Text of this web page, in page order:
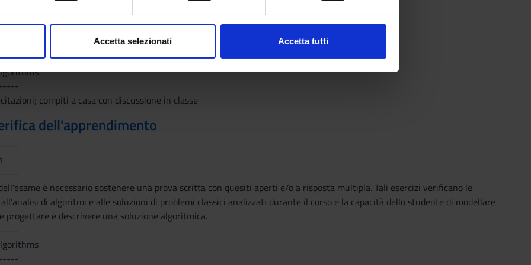
in qualsiasi momento dalla Dichiarazione sui cookie.
e social media, i quali potrebbero combinarle con altre informazioni che hai fornito loro o
dei loro servizi.
Accetta selezionati Accetta tutti
compiti a casa con discussione in classe
dell'apprendimento
è necessario sostenere una prova scritta con quesiti aperti e/o a risposta multipla. Tali esercizi verificano le
di algoritmi e alle soluzioni di problemi classici analizzati durante il corso e la capacità dello studente di modellare
progettare e descrivere una soluzione algoritmica.